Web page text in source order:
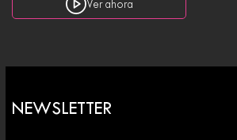
Ver ahora
NEWSLETTER